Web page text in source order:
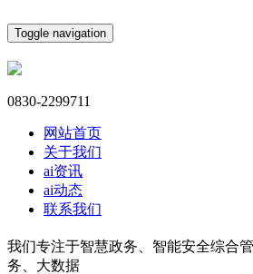
Toggle navigation
0830-2299711
网站首页
关于我们
ai资讯
ai动态
联系我们
我们专注于智慧政务、智能安全综合
务、大数据